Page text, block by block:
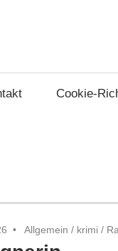
Cookie-
Allgemein / krimi /